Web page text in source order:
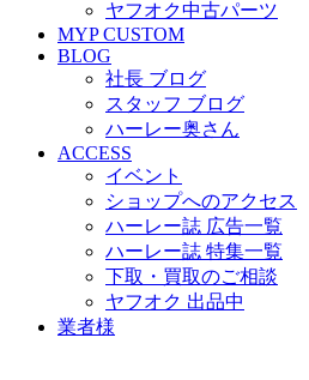
ヤフオク中古パーツ
MYP CUSTOM
BLOG
社長 ブログ
スタッフ ブログ
ハーレー奥さん
ACCESS
イベント
ショップへのアクセス
ハーレー誌 広告一覧
ハーレー誌 特集一覧
下取・買取のご相談
ヤフオク 出品中
業者様